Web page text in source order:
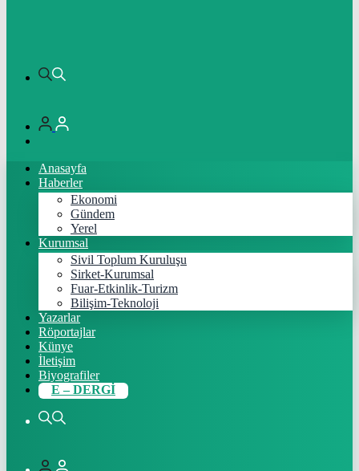
Anasayfa
Haberler
Ekonomi
Gündem
Yerel
Kurumsal
Sivil Toplum Kuruluşu
Sirket-Kurumsal
Fuar-Etkinlik-Turizm
Bilişim-Teknoloji
Yazarlar
Röportajlar
Künye
İletişim
Biyografiler
E – DERGİ